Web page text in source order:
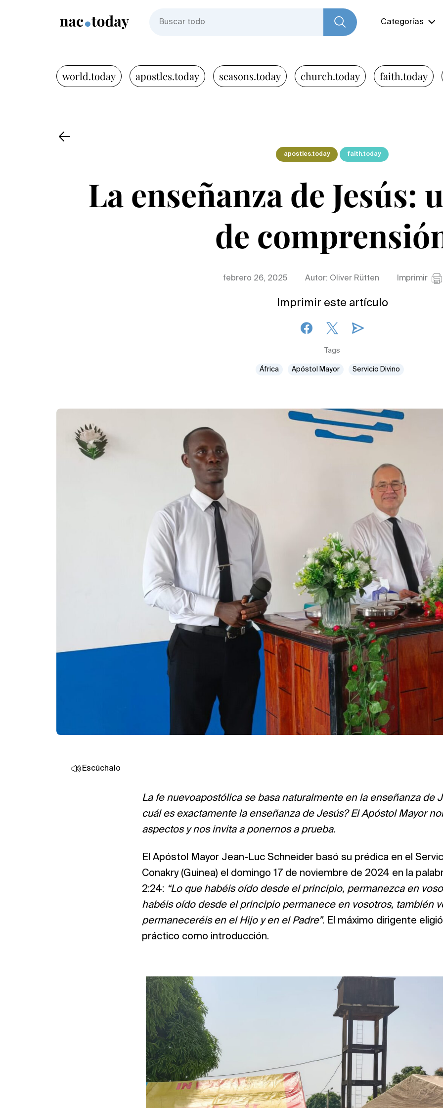
Categorías
world.today apostles.today seasons.today church.today faith.today
apostles.today faith.today
La enseñanza de Jesús:
de
febrero 26, 2025 Autor: Oliver Rütten Imprimir
Imprimir este artículo
Tags
África Apóstol Mayor Servicio Divino
Escúchalo
La fe nuevoapostólica se basa naturalmente en la enseñanza de
cuál es exactamente la enseñanza de Jesús? El Apóstol Mayor
aspectos y nos invita a ponernos a prueba.
El Apóstol Mayor Jean-Luc Schneider basó su prédica en el
Conakry (Guinea) el domingo 17 de noviembre de 2024 en la
2:24: “Lo que habéis oído desde el principio, permanezca en
habéis oído desde el principio permanece en vosotros, también
permaneceréis en el Hijo y en el Padre”. El máximo dirigente
práctico como introducción.